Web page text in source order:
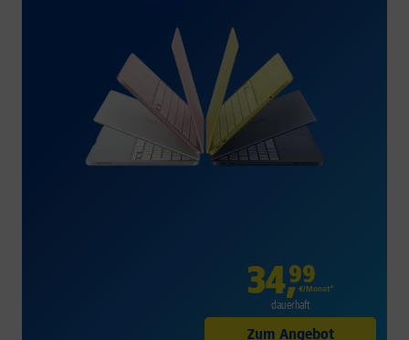
34,99
€/Monat*
dauerhaft
Zum Angebot